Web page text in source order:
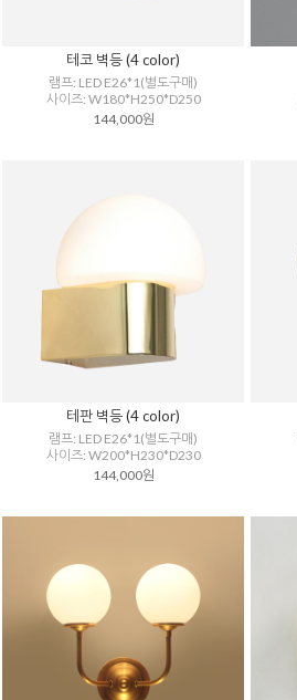
테코 벽등 (4 color)
램프: LED E26*1(별도구매)
사이즈: W180*H250*D250
144,000원
테판 벽등 (4 color)
램프: LED E26*1(별도구매)
사이즈: W200*H230*D230
144,000원